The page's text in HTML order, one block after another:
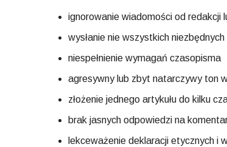
ignorowanie wiadomości od redakcji
wysłanie nie wszystkich
niespełnienie wymagań czasopisma
agresywny lub zbyt natarczywy ton
złożenie jednego artykułu do kilku
brak jasnych odpowiedzi na
lekceważenie deklaracji etycznych i